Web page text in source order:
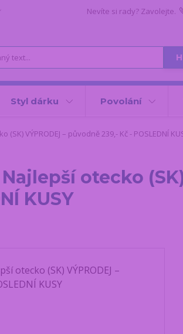
Nevíte si rady? Zavolejte.
Styl dárku Povolání
VÝPRODEJ – původně 239,- Kč - POSLEDNÍ
otecko (SK)
KUSY